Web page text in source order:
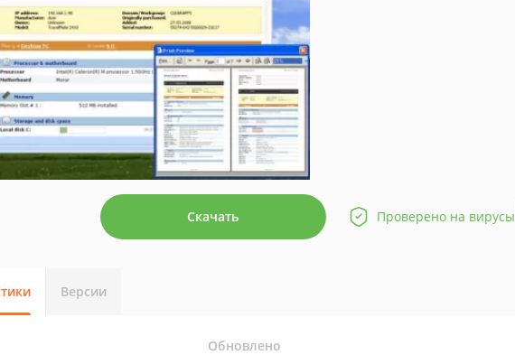
Скачать Проверено на вирусы
Версии
Обновлено